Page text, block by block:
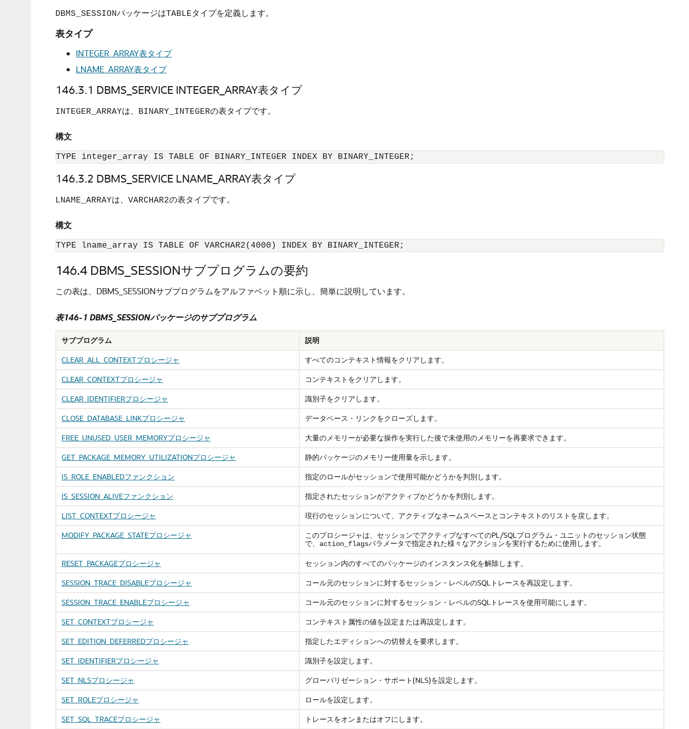
DBMS_SESSIONパッケージはTABLEタイプを定義します。
表タイプ
INTEGER_ARRAY表タイプ
LNAME_ARRAY表タイプ
146.3.1 DBMS_SERVICE INTEGER_ARRAY表タイプ
INTEGER_ARRAYは、 BINARY_INTEGERの表タイプです。
構文
TYPE integer_array IS TABLE OF BINARY_INTEGER INDEX BY BINARY_INTEGER;
146.3.2 DBMS_SERVICE LNAME_ARRAY表タイプ
LNAME_ARRAYは、 VARCHAR2の表タイプです。
構文
TYPE lname_array IS TABLE OF VARCHAR2(4000) INDEX BY BINARY_INTEGER;
146.4 DBMS_SESSIONサブプログラムの要約
この表は、DBMS_SESSIONサブプログラムをアルファベット順に示し、簡単に説明しています。
表146-1 DBMS_SESSIONパッケージのサブプログラム
サブプログラム
説明
CLEAR_ALL_CONTEXTプロシージャ
すべてのコンテキスト情報をクリアします。
CLEAR_CONTEXTプロシージャ
コンテキストをクリアします。
CLEAR_IDENTIFIERプロシージャ
識別子をクリアします。
CLOSE_DATABASE_LINKプロシージャ
データベース・リンクをクローズします。
FREE_UNUSED_USER_MEMORYプロシージャ
大量のメモリーが必要な操作を実行した後で未使用のメモリーを再要求できます。
GET_PACKAGE_MEMORY_UTILIZATIONプロシージャ
静的パッケージのメモリー使用量を示します。
IS_ROLE_ENABLEDファンクション
指定のロールがセッションで使用可能かどうかを判別します。
IS_SESSION_ALIVEファンクション
指定されたセッションがアクティブかどうかを判別します。
LIST_CONTEXTプロシージャ
現行のセッションについて、アクティブなネームスペースとコンテキストのリストを戻します。
MODIFY_PACKAGE_STATEプロシージャ
このプロシージャは、セッションでアクティブなすべてのPL/SQLプログラム・ユニットのセッション状態
で、
action_flagsパラメータで指定された様々なアクションを実行するために使用します。
RESET_PACKAGEプロシージャ
セッション内のすべてのパッケージのインスタンス化を解除します。
SESSION_TRACE_DISABLEプロシージャ
コール元のセッションに対するセッション・レベルのSQLトレースを再設定します。
SESSION_TRACE_ENABLEプロシージャ
コール元のセッションに対するセッション・レベルのSQLトレースを使用可能にします。
SET_CONTEXTプロシージャ
コンテキスト属性の値を設定または再設定します。
SET_EDITION_DEFERREDプロシージャ
指定したエディションへの切替えを要求します。
SET_IDENTIFIERプロシージャ
識別子を設定します。
SET_NLSプロシージャ
グローバリゼーション・サポート(NLS)を設定します。
SET_ROLEプロシージャ
ロールを設定します。
SET_SQL_TRACEプロシージャ
トレースをオンまたはオフにします。